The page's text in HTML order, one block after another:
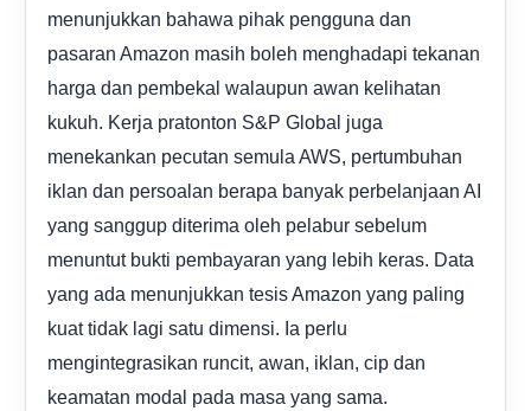
menunjukkan bahawa pihak pengguna dan
pasaran Amazon masih boleh menghadapi tekanan
harga dan pembekal walaupun awan kelihatan
kukuh. Kerja pratonton S&P Global juga
menekankan pecutan semula AWS, pertumbuhan
iklan dan persoalan berapa banyak perbelanjaan AI
yang sanggup diterima oleh pelabur sebelum
menuntut bukti pembayaran yang lebih keras. Data
yang ada menunjukkan tesis Amazon yang paling
kuat tidak lagi satu dimensi. Ia perlu
mengintegrasikan runcit, awan, iklan, cip dan
keamatan modal pada masa yang sama.